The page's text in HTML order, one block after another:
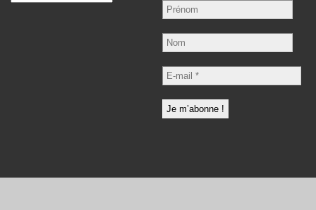
Nom
E-
mail
*